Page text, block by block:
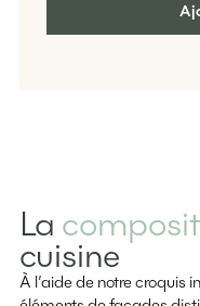
La
cuisine
À l’aide de notre croquis